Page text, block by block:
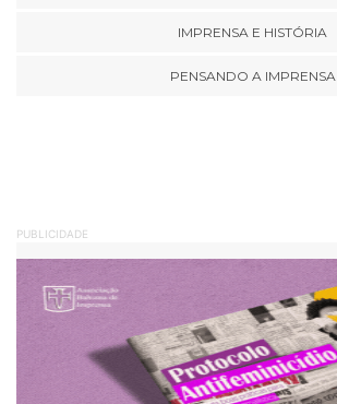
IMPRENSA E HISTÓRIA
PENSANDO A IMPRENSA
PUBLICIDADE